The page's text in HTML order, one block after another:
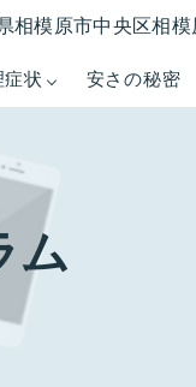
症状 安さの秘密
模原市中央区相模
ム